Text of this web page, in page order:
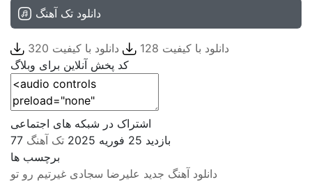
دانلود تک آهنگ
دانلود با کیفیت 128
دانلود با کیفیت 320
کد پخش آنلاین برای وبلاگ
اشتراک در شبکه های اجتماعی
77 بازدید 25 فوریه 2025
تک آهنگ
برچسب ها
دانلود آهنگ جدید علیرضا سجادی غیرتیم رو تو